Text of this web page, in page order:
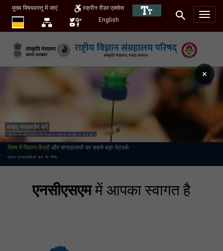
मुख्य विषयवस्तु में जाएं
स्क्रीन रीडर एक्सेस
English
विश्व में विज्ञान केंद्रों और संग्रहालयों का सबसे बड़ा नेटवर्क
एकल प्रशासनिक छत के नीचे
एनसीएसएममें आपका स्वागत है
×